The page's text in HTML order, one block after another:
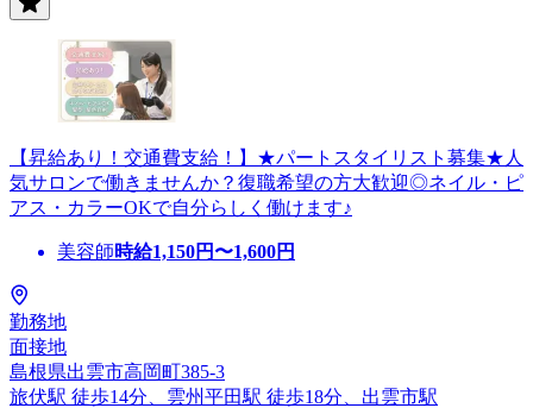
【昇給あり！交通費支給！】★パートスタイリスト募集★人
気サロンで働きませんか？復職希望の方大歓迎◎ネイル・ピ
アス・カラーOKで自分らしく働けます♪
美容師時給1,150円〜1,600円
勤務地
面接地
島根県出雲市高岡町385-3
旅伏駅 徒歩14分、雲州平田駅 徒歩18分、出雲市駅